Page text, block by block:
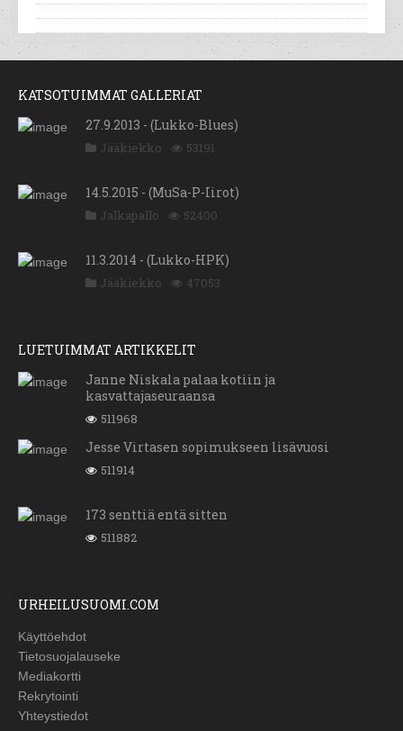
KATSOTUIMMAT GALLERIAT
27.9.2013 - (Lukko-Blues)
Jääkiekko 53191
14.5.2015 - (MuSa-P-Iirot)
Jalkapallo 52400
11.3.2014 - (Lukko-HPK)
Jääkiekko 47053
LUETUIMMAT ARTIKKELIT
Janne Niskala palaa kotiin ja
kasvattajaseuraansa
511968
Jesse Virtasen sopimukseen lisävuosi
511914
173 senttiä entä sitten
511882
URHEILUSUOMI.COM
Käyttöehdot
Tietosuojalauseke
Mediakortti
Rekrytointi
Yhteystiedot